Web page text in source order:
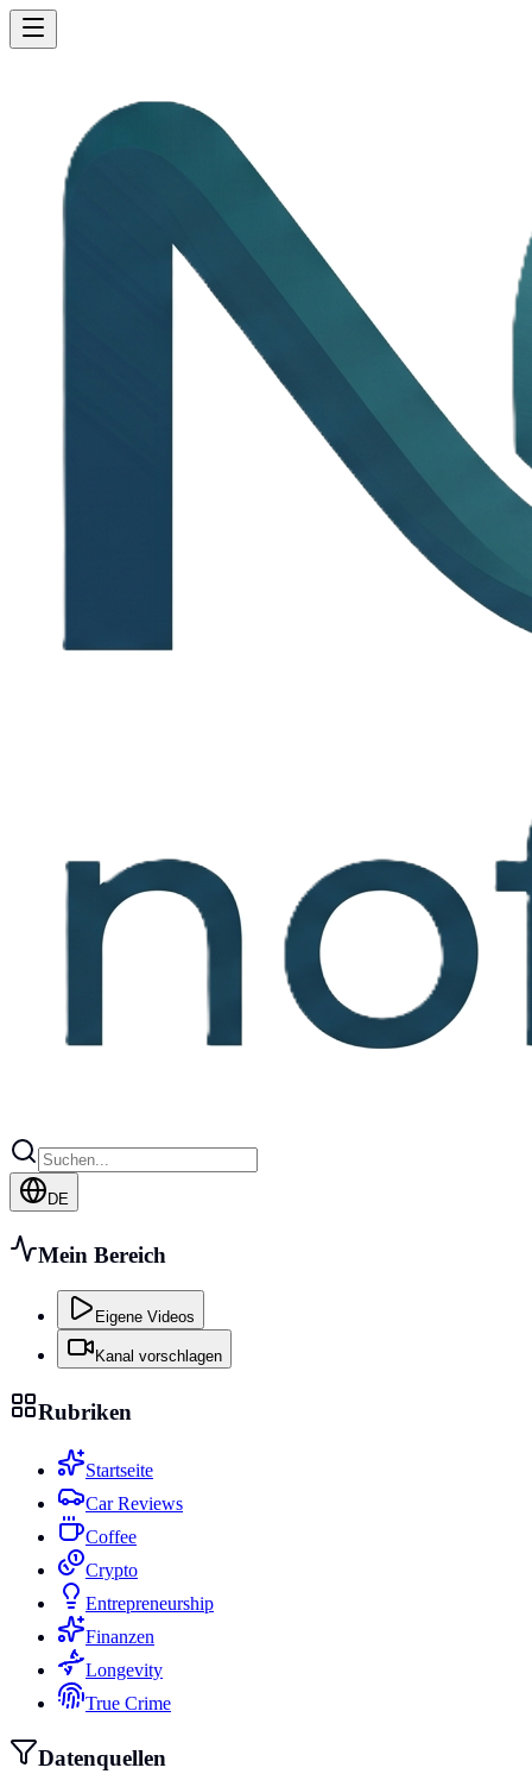
DE
Mein Bereich
Eigene Videos
Kanal vorschlagen
Rubriken
Startseite
Car Reviews
Coffee
Crypto
Entrepreneurship
Finanzen
Longevity
True Crime
Datenquellen